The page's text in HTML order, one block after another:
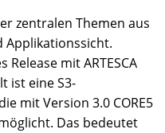
zentralen Themen aus
Applikationssicht.
mit ARTESCA
ist eine S3-
mit Version 3.0 CORE5
Das bedeutet